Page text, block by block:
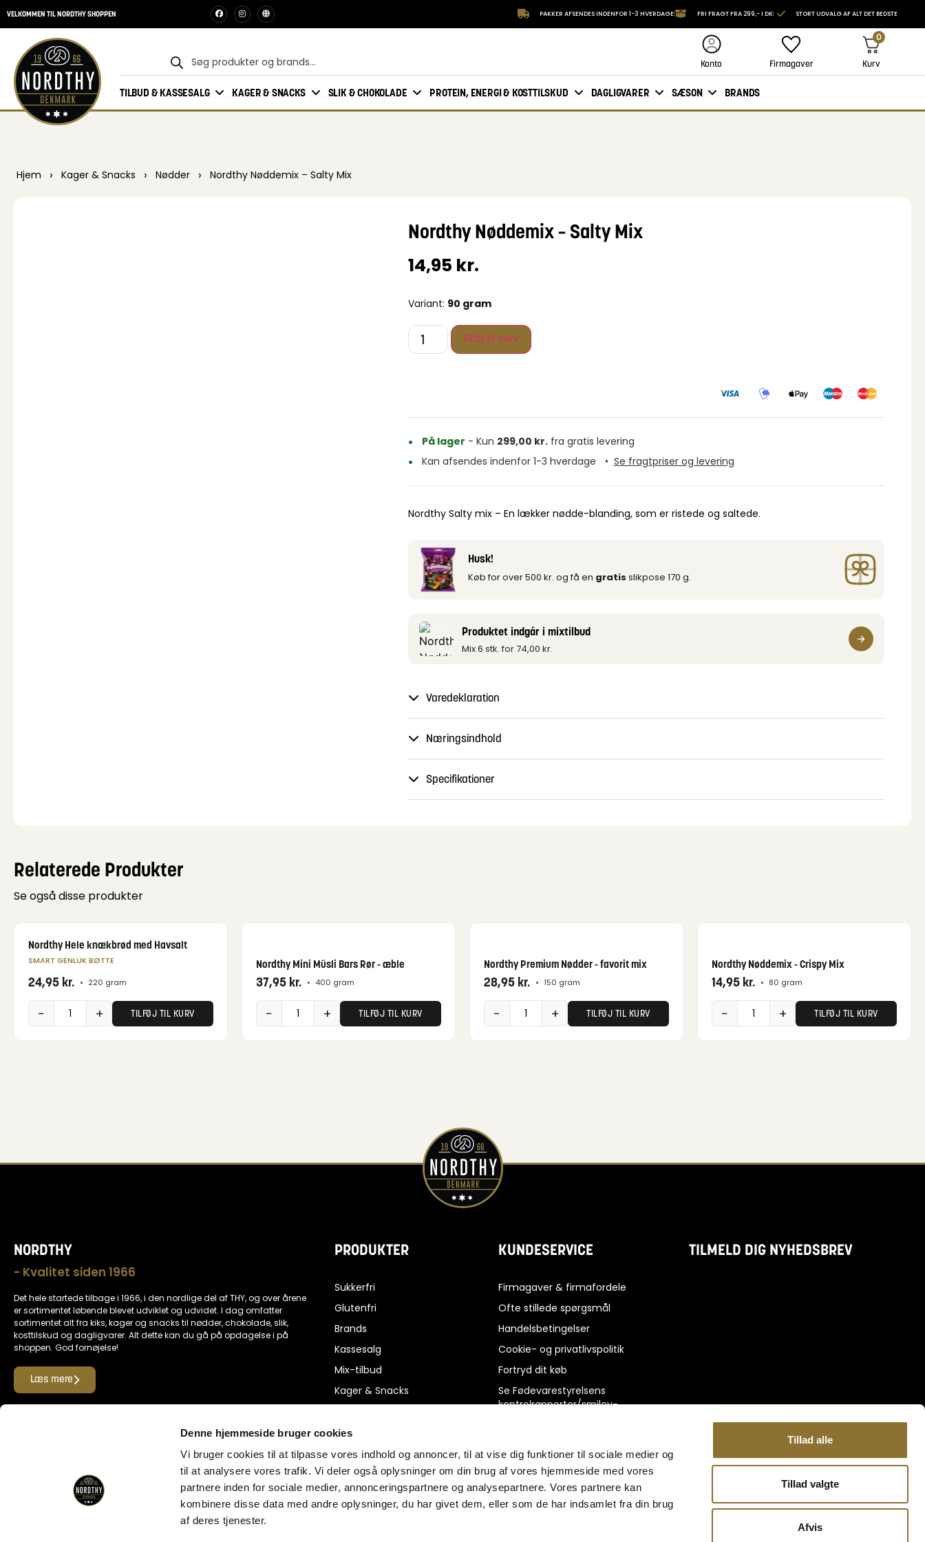
Denne hjemmeside bruger cookies
Vi bruger cookies til at tilpasse vores indhold og annoncer, til at vise dig funktioner til sociale medier og
til at analysere vores trafik. Vi deler også oplysninger om din brug af vores hjemmeside med vores
partnere inden for sociale medier, annonceringspartnere og analysepartnere. Vores partnere kan
kombinere disse data med andre oplysninger, du har givet dem, eller som de har indsamlet fra din brug
af deres tjenester.
Tillad alle
Tillad valgte
Afvis
VELKOMMEN TIL NORDTHY SHOPPEN PAKKER AFSENDES INDENFOR 1-3 HVERDAGE FRI FRAGT FRA 299,- I DK STORT UDVALG AF ALT DET BEDSTE
Konto Firmagaver
0
Kurv
TILBUD & KASSESALG KAGER & SNACKS SLIK & CHOKOLADE PROTEIN, ENERGI & KOSTTILSKUD DAGLIGVARER SÆSON BRANDS
Hjem › Kager & Snacks › Nødder › Nordthy Nøddemix – Salty Mix
Nordthy Nøddemix – Salty Mix
14,95 kr.
Variant: 90 gram
Tilføj til kurv
På lager - Kun 299,00 kr.fra gratis levering
Kan afsendes indenfor 1-3 hverdage
• Se fragtpriser og levering
Nordthy Salty mix – En lækker nødde-blanding, som er ristede og saltede.
Husk!
Køb for over 500 kr. og få en gratis slikpose 170 g.
Produktet indgår i mixtilbud
Mix 6 stk. for74,00 kr.
Varedeklaration
Næringsindhold
Specifikationer
Relaterede Produkter
Se også disse produkter
Nordthy Hele knækbrød med Havsalt
SMART GENLUK BØTTE
24,95 kr. • 220 gram
− + TILFØJ TIL KURV
Nordthy Mini Müsli Bars Rør - æble
37,95 kr. • 400 gram
− + TILFØJ TIL KURV
Nordthy Premium Nødder - favorit mix
28,95 kr. • 150 gram
− + TILFØJ TIL KURV
Nordthy Nøddemix - Crispy Mix
14,95 kr. • 80 gram
− + TILFØJ TIL KURV
NORDTHY
- Kvalitet siden 1966
Det hele startede tilbage i 1966, i den nordlige del af THY, og over årene
er sortimentet løbende blevet udviklet og udvidet. I dag omfatter
sortimentet alt fra kiks, kager og snacks til nødder, chokolade, slik,
kosttilskud og dagligvarer. Alt dette kan du gå på opdagelse i på
shoppen. God fornøjelse!
Læs mere
Her kan du betale med
PRODUKTER
Sukkerfri
Glutenfri
Brands
Kassesalg
Mix-tilbud
Kager & Snacks
Protein, Energi & Kosttilskud
Dagligvarer
Kiks & kager
KUNDESERVICE
Firmagaver & firmafordele
Ofte stillede spørgsmål
Handelsbetingelser
Cookie- og privatlivspolitik
Fortryd dit køb
Se Fødevarestyrelsens
kontrolrapporter/smiley-
Ris og ros
Kontakt os
TILMELD DIG NYHEDSBREV